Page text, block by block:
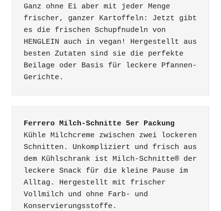
Ganz ohne Ei aber mit jeder Menge
frischer, ganzer Kartoffeln: Jetzt gibt
es die frischen Schupfnudeln von
HENGLEIN auch in vegan! Hergestellt aus
besten Zutaten sind sie die perfekte
Beilage oder Basis für leckere Pfannen-
Gerichte.
Ferrero Milch-Schnitte 5er Packung
Kühle Milchcreme zwischen zwei lockeren
Schnitten. Unkompliziert und frisch aus
dem Kühlschrank ist Milch-Schnitte® der
leckere Snack für die kleine Pause im
Alltag. Hergestellt mit frischer
Vollmilch und ohne Farb- und
Konservierungsstoffe.